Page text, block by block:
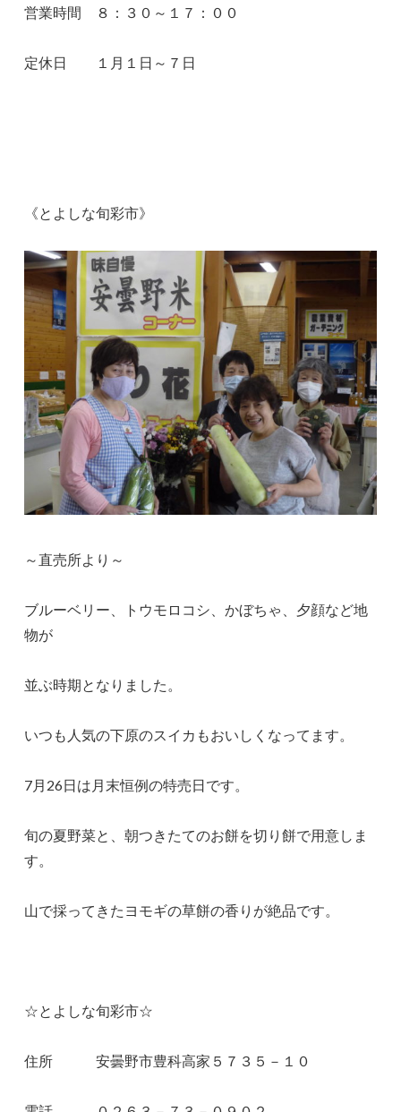
営業時間 ８：３０～１７：００
定休日 １月１日～７日
《とよしな旬彩市》
～直売所より～
ブルーベリー、トウモロコシ、かぼちゃ、夕顔など地
物が
並ぶ時期となりました。
いつも人気の下原のスイカもおいしくなってます。
7月26日は月末恒例の特売日です。
旬の夏野菜と、朝つきたてのお餅を切り餅で用意しま
す。
山で採ってきたヨモギの草餅の香りが絶品です。
☆とよしな旬彩市☆
住所 安曇野市豊科高家５７３５－１０